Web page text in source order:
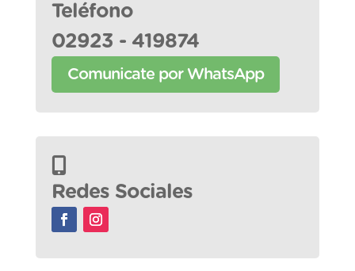
Teléfono
02923 - 419874
Comunicate por WhatsApp
Redes Sociales